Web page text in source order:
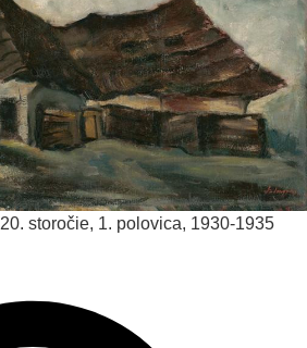
20. storočie, 1. polovica, 1930-1935